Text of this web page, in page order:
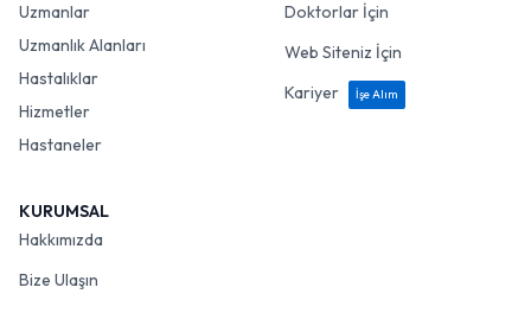
Uzmanlar
Uzmanlık Alanları
Hastalıklar
Hizmetler
Hastaneler
Doktorlar İçin
Web Siteniz İçin
Kariyer
İşe Alım
KURUMSAL
Hakkımızda
Bize Ulaşın